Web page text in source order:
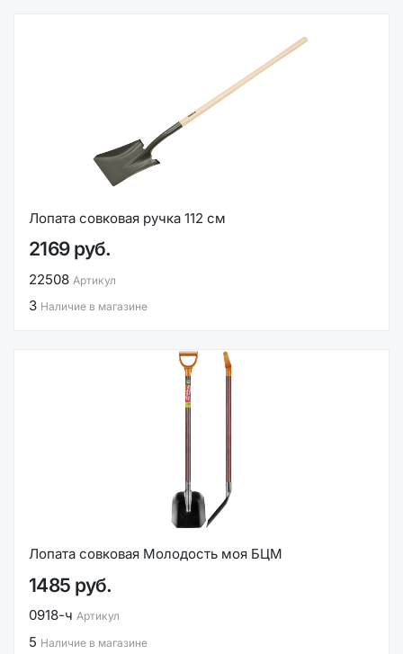
Лопата совковая ручка 112 см
2169 руб.
22508 Артикул
3 Наличие в магазине
Лопата совковая Молодость моя БЦМ
1485 руб.
0918-ч Артикул
5 Наличие в магазине